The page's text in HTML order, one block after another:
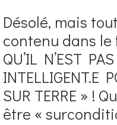
Désolé, mais
contenu dans le
QU’IL N’EST
INTELLIGENT.E
SUR TERRE » !
être «